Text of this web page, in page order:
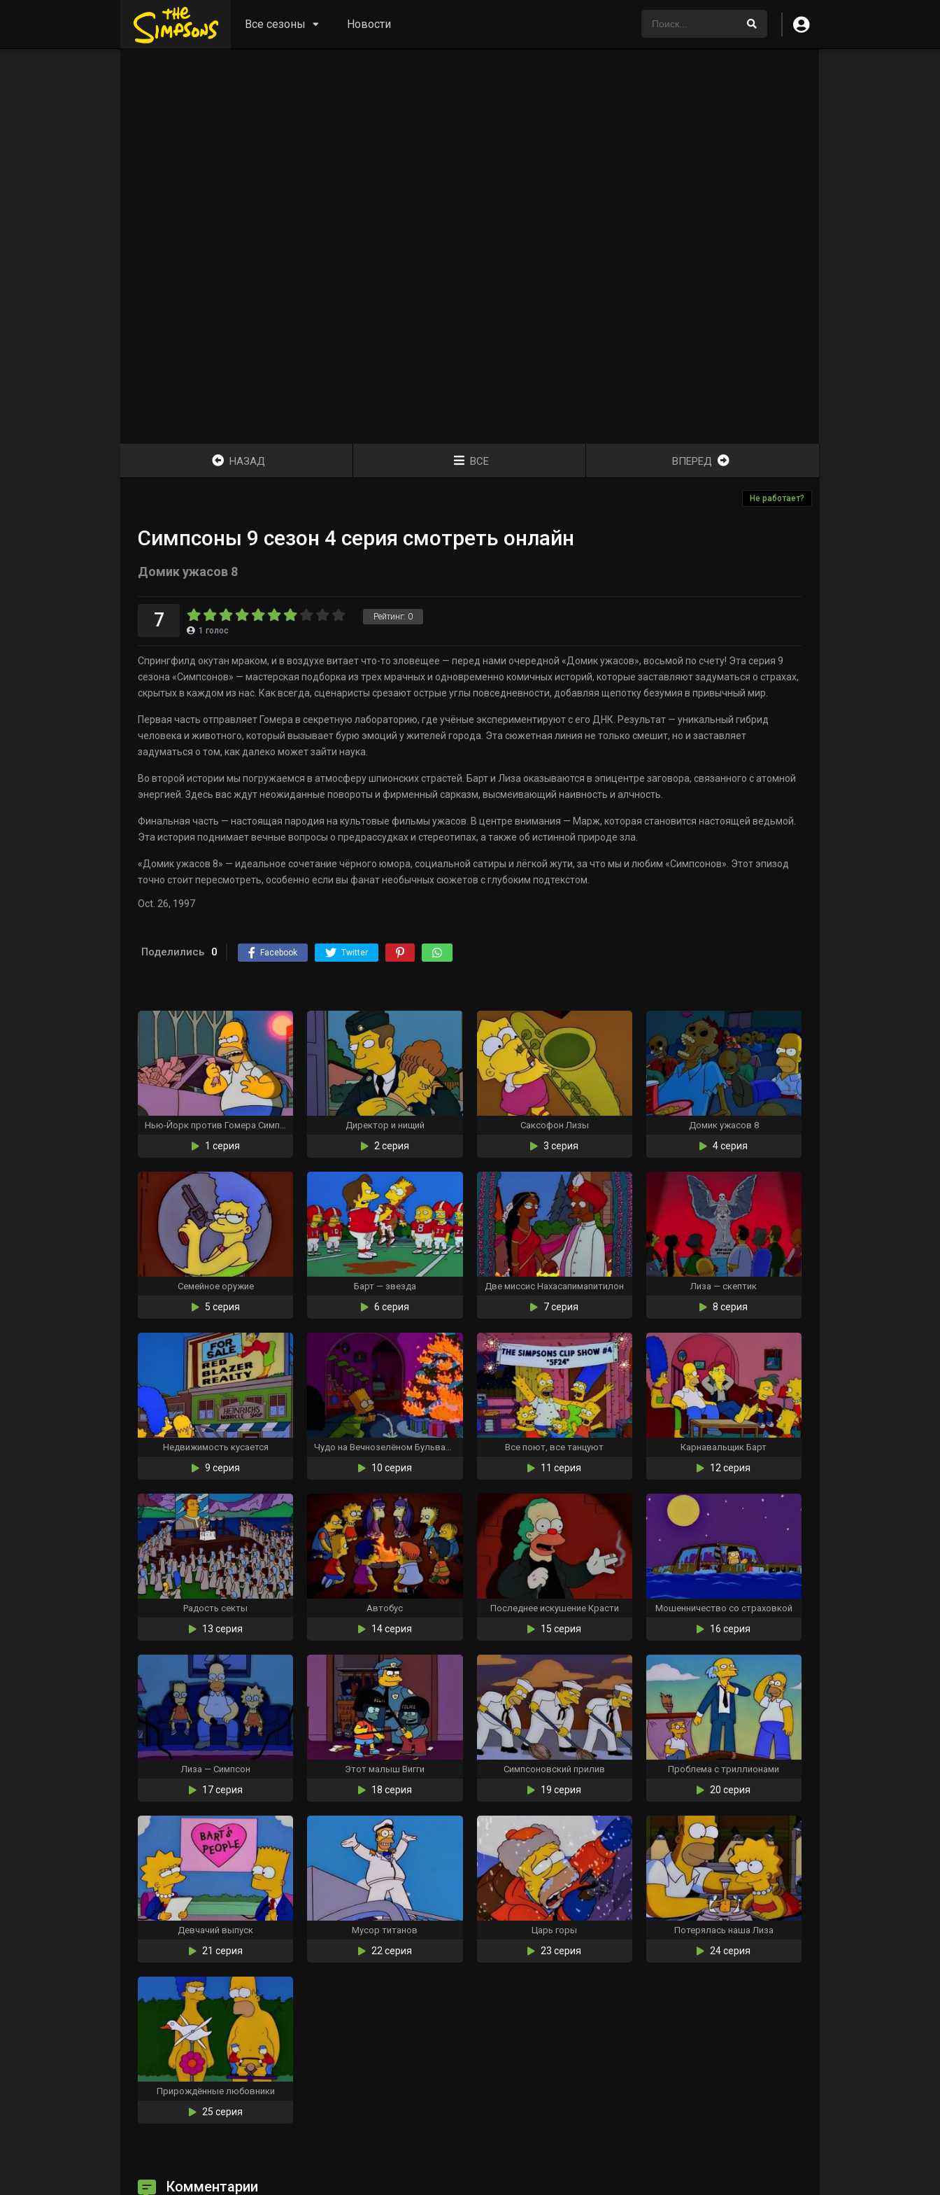
Все сезоны Новости
НАЗАД ВСЕ ВПЕРЕД
Не работает?
Симпсоны 9 сезон 4 серия смотреть онлайн
Домик ужасов 8
Рейтинг: 0
7 1 голос
Спрингфилд окутан мраком, и в воздухе витает что-то зловещее — перед нами очередной «Домик ужасов», восьмой по счету! Эта серия 9
сезона «Симпсонов» — мастерская подборка из трех мрачных и одновременно комичных историй, которые заставляют задуматься о страхах,
скрытых в каждом из нас. Как всегда, сценаристы срезают острые углы повседневности, добавляя щепотку безумия в привычный мир.
Первая часть отправляет Гомера в секретную лабораторию, где учёные экспериментируют с его ДНК. Результат — уникальный гибрид
человека и животного, который вызывает бурю эмоций у жителей города. Эта сюжетная линия не только смешит, но и заставляет
задуматься о том, как далеко может зайти наука.
Во второй истории мы погружаемся в атмосферу шпионских страстей. Барт и Лиза оказываются в эпицентре заговора, связанного с атомной
энергией. Здесь вас ждут неожиданные повороты и фирменный сарказм, высмеивающий наивность и алчность.
Финальная часть — настоящая пародия на культовые фильмы ужасов. В центре внимания — Марж, которая становится настоящей ведьмой.
Эта история поднимает вечные вопросы о предрассудках и стереотипах, а также об истинной природе зла.
«Домик ужасов 8» — идеальное сочетание чёрного юмора, социальной сатиры и лёгкой жути, за что мы и любим «Симпсонов». Этот эпизод
точно стоит пересмотреть, особенно если вы фанат необычных сюжетов с глубоким подтекстом.
Oct. 26, 1997
Поделились 0 Facebook Twitter
1 серия
Директор и нищий
2 серия
Саксофон Лизы
3 серия
Домик ужасов 8
4 серия
Семейное оружие
5 серия
Барт — звезда
6 серия
Две миссис Нахасапимапитилон
7 серия
Лиза — скептик
8 серия
Недвижимость кусается
9 серия 10 серия
Все поют, все танцуют
11 серия
Карнавальщик Барт
12 серия
Радость секты
13 серия
Автобус
14 серия
Последнее искушение Красти
15 серия
Мошенничество со страховкой
16 серия
Лиза — Симпсон
17 серия
Этот малыш Вигги
18 серия
Симпсоновский прилив
19 серия
Проблема с триллионами
20 серия
Девчачий выпуск
21 серия
Мусор титанов
22 серия
Царь горы
23 серия
Потерялась наша Лиза
24 серия
Прирождённые любовники
25 серия
Комментарии